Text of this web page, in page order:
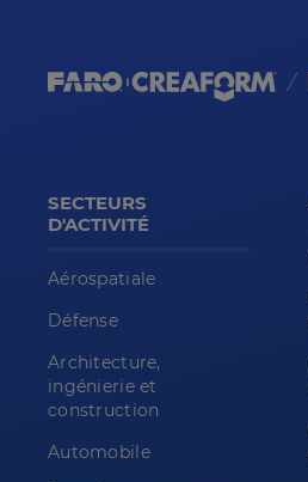
SECTEURS
D'ACTIVITÉ
Aérospatiale
Défense
Architecture,
ingénierie et
construction
Automobile